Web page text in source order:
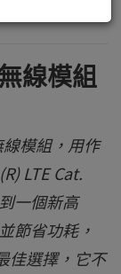
線模組
模組，用作
LTE Cat.
一個新高
節省功耗，
佳選擇，它不